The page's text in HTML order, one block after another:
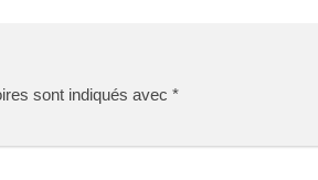
sont indiqués avec *